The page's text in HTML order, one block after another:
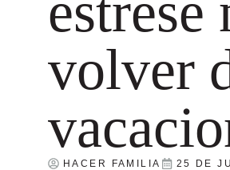
volver
HACER FAMILIA 25 DE